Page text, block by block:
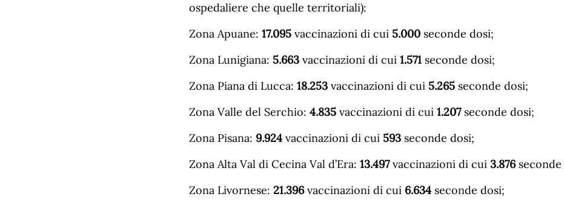
ospedaliere che quelle territoriali):
Zona Apuane: 17.095 vaccinazioni di cui 5.000 seconde dosi;
Zona Lunigiana: 5.663 vaccinazioni di cui 1.571 seconde dosi;
Zona Piana di Lucca: 18.253 vaccinazioni di cui 5.265 seconde dosi;
Zona Valle del Serchio: 4.835 vaccinazioni di cui 1.207seconde dosi;
Zona Pisana: 9.924 vaccinazioni di cui 593 seconde dosi;
Zona Alta Val di Cecina Val d’Era: 13.497vaccinazioni di cui 3.876seconde
Zona Livornese: 21.396vaccinazioni di cui 6.634 seconde dosi;